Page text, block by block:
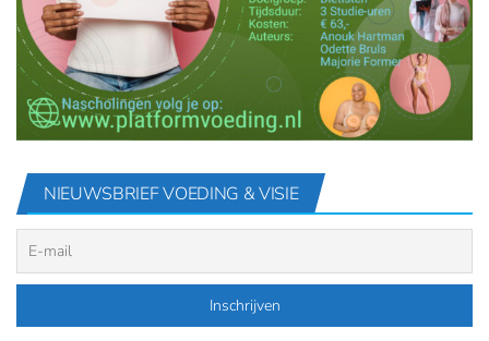
NIEUWSBRIEF VOEDING & VISIE